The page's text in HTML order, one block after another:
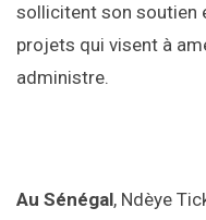
sollicitent son soutien
projets qui visent à
administre.
Au Sénégal, Ndèye